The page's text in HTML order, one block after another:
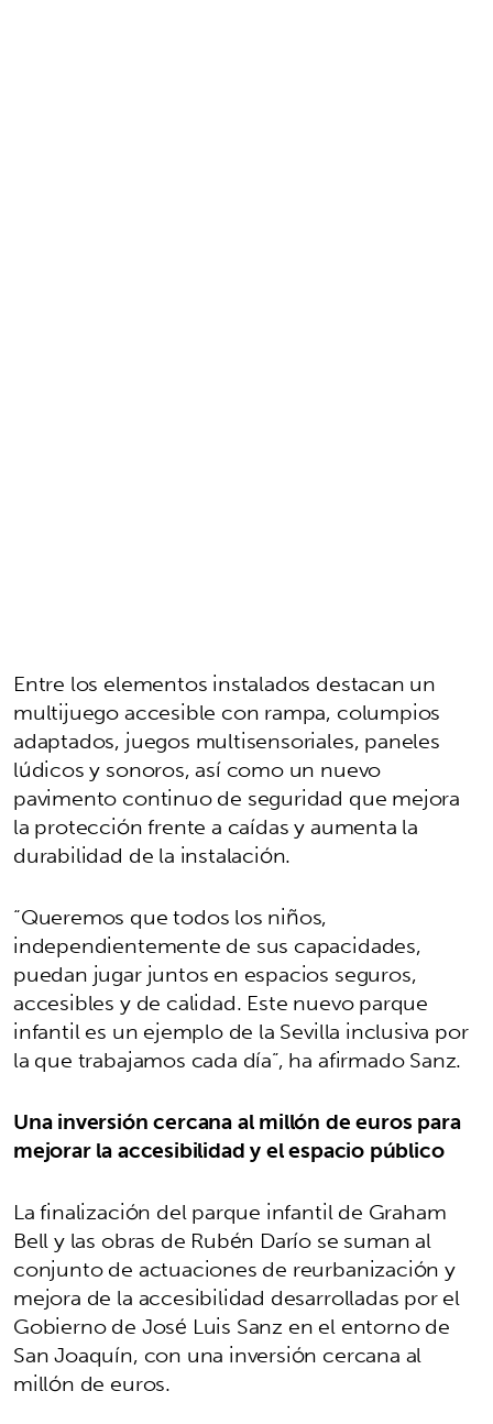
Entre los elementos instalados destacan un
multijuego accesible con rampa, columpios
adaptados, juegos multisensoriales, paneles
lúdicos y sonoros, así como un nuevo
pavimento continuo de seguridad que mejora
la protección frente a caídas y aumenta la
durabilidad de la instalación.
“Queremos que todos los niños,
independientemente de sus capacidades,
puedan jugar juntos en espacios seguros,
accesibles y de calidad. Este nuevo parque
infantil es un ejemplo de la Sevilla inclusiva por
la que trabajamos cada día”, ha afirmado Sanz.
Una inversión cercana al millón de euros para
mejorar la accesibilidad y el espacio público
La finalización del parque infantil de Graham
Bell y las obras de Rubén Darío se suman al
conjunto de actuaciones de reurbanización y
mejora de la accesibilidad desarrolladas por el
Gobierno de José Luis Sanz en el entorno de
San Joaquín, con una inversión cercana al
millón de euros.